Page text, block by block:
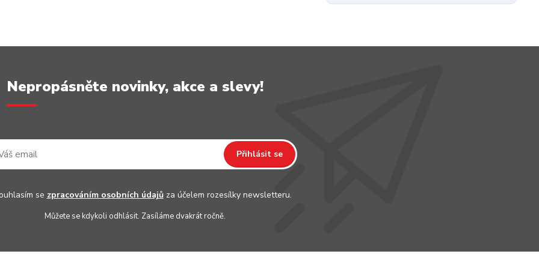
Nepropásněte novinky, akce a slevy!
Přihlásit se
se zpracováním osobních údajůza účelem rozesílky newsletteru.
Můžete se kdykoli odhlásit. Zasíláme dvakrát ročně.